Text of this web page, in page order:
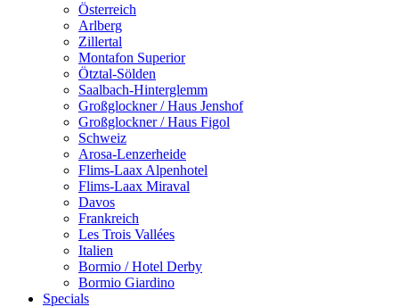
Österreich
Arlberg
Zillertal
Montafon Superior
Ötztal-Sölden
Saalbach-Hinterglemm
Großglockner / Haus Jenshof
Großglockner / Haus Figol
Schweiz
Arosa-Lenzerheide
Flims-Laax Alpenhotel
Flims-Laax Miraval
Davos
Frankreich
Les Trois Vallées
Italien
Bormio / Hotel Derby
Bormio Giardino
Specials